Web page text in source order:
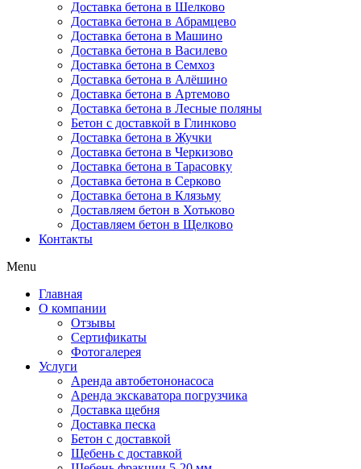
Доставка бетона в Шелково
Доставка бетона в Абрамцево
Доставка бетона в Машино
Доставка бетона в Василево
Доставка бетона в Семхоз
Доставка бетона в Алёшино
Доставка бетона в Артемово
Доставка бетона в Лесные поляны
Бетон с доставкой в Глинково
Доставка бетона в Жучки
Доставка бетона в Черкизово
Доставка бетона в Тарасовку
Доставка бетона в Серково
Доставка бетона в Клязьму
Доставляем бетон в Хотьково
Доставляем бетон в Щелково
Контакты
Menu
Главная
О компании
Отзывы
Сертификаты
Фотогалерея
Услуги
Аренда автобетононасоса
Аренда экскаватора погрузчика
Доставка щебня
Доставка песка
Бетон с доставкой
Щебень с доставкой